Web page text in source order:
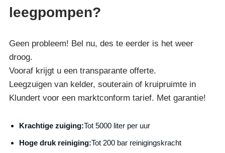
leegpompen?
Geen probleem! Bel nu, des te eerder is het weer
droog.
Vooraf krijgt u een transparante offerte.
Leegzuigen van kelder, souterain of kruipruimte in
Klundert voor een marktconform tarief. Met garantie!
Krachtige zuiging:Tot 5000 liter per uur
Hoge druk reiniging:Tot 200 bar reinigingskracht